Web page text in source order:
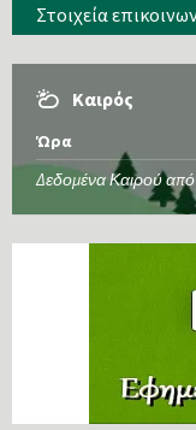
Στοιχεία
Καιρός
Ώρα
Δεδομένα Καιρού από